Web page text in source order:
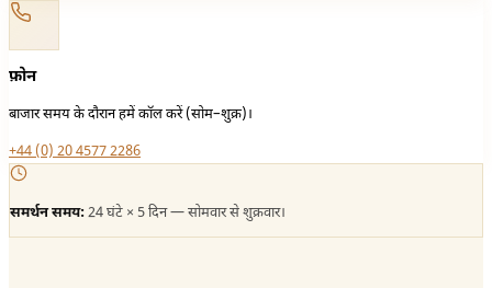
फ़ोन
बाजार समय के दौरान हमें कॉल करें (सोम–शुक्र)।
+44 (0) 20 4577 2286
समर्थन समय:24 घंटे × 5 दिन — सोमवार से शुक्रवार।